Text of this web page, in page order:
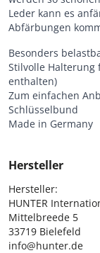
Leder kann es
Abfärbungen
Besonders
Stilvolle Halterung
enthalten)
Zum einfachen
Schlüsselbund
Made in Germany
Hersteller
Hersteller:
HUNTER
Mittelbreede 5
33719 Bielefeld
info@hunter.de